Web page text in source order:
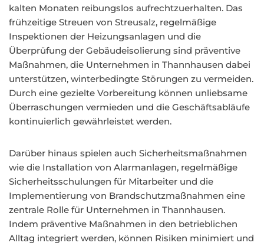
kalten Monaten reibungslos aufrechtzuerhalten. Das
frühzeitige Streuen von Streusalz, regelmäßige
Inspektionen der Heizungsanlagen und die
Überprüfung der Gebäudeisolierung sind präventive
Maßnahmen, die Unternehmen in Thannhausen dabei
unterstützen, winterbedingte Störungen zu vermeiden.
Durch eine gezielte Vorbereitung können unliebsame
Überraschungen vermieden und die Geschäftsabläufe
kontinuierlich gewährleistet werden.
Darüber hinaus spielen auch Sicherheitsmaßnahmen
wie die Installation von Alarmanlagen, regelmäßige
Sicherheitsschulungen für Mitarbeiter und die
Implementierung von Brandschutzmaßnahmen eine
zentrale Rolle für Unternehmen in Thannhausen.
Indem präventive Maßnahmen in den betrieblichen
Alltag integriert werden, können Risiken minimiert und